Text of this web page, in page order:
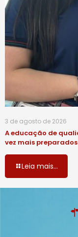
3 de agosto de 2026
A educação de
vez mais preparados
Leia mais...